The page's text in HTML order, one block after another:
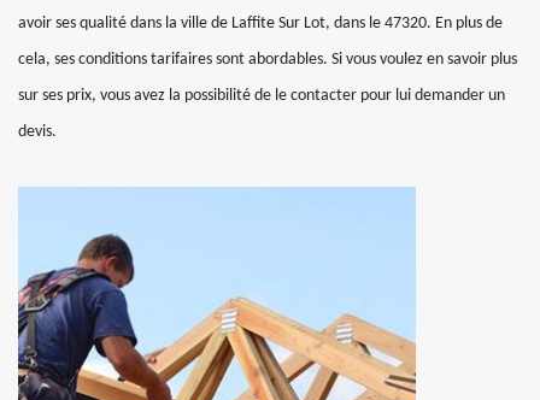
avoir ses qualité dans la ville de Laffite Sur Lot, dans le 47320. En plus de
cela, ses conditions tarifaires sont abordables. Si vous voulez en savoir plus
sur ses prix, vous avez la possibilité de le contacter pour lui demander un
devis.